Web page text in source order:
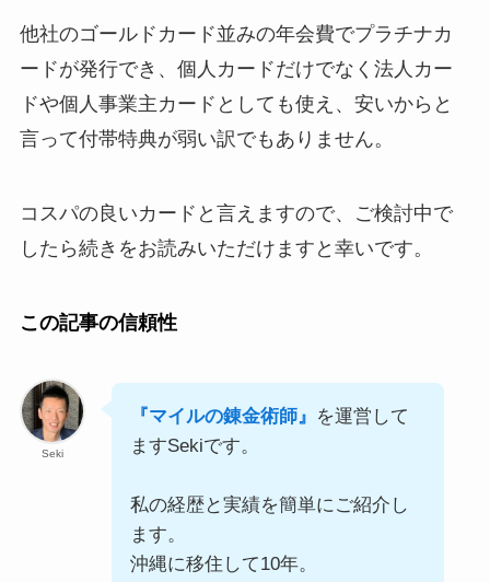
他社のゴールドカード並みの年会費でプラチナカ
ードが発行でき、個人カードだけでなく法人カー
ドや個人事業主カードとしても使え、安いからと
言って付帯特典が弱い訳でもありません。
コスパの良いカードと言えますので、ご検討中で
したら続きをお読みいただけますと幸いです。
この記事の信頼性
Seki
『マイルの錬金術師』 を運営して
ますSekiです。
私の経歴と実績を簡単にご紹介し
ます。
沖縄に移住して10年。